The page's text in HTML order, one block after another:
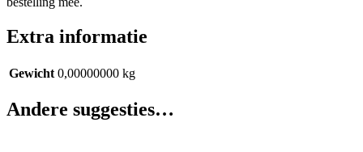
Extra informatie
Gewicht 0,00000000 kg
Andere suggesties…